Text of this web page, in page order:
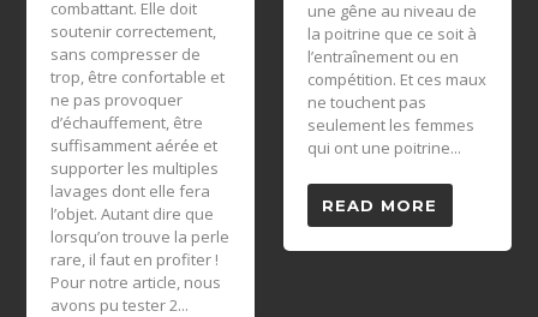
combattant. Elle doit
soutenir correctement,
sans compresser de
trop, être confortable et
ne pas provoquer
d’échauffement, être
suffisamment aérée et
supporter les multiples
lavages dont elle fera
l’objet. Autant dire que
lorsqu’on trouve la perle
rare, il faut en profiter !
Pour notre article, nous
avons pu tester 2...
une gêne au niveau de
la poitrine que ce soit à
l’entraînement ou en
compétition. Et ces maux
ne touchent pas
seulement les femmes
qui ont une poitrine...
READ MORE